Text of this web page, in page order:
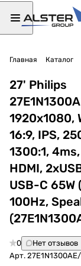
Главная Каталог
27' Philips
1920x1080,
16:9, IPS,
1300:1,
HDMI,
USB-C 65W
100Hz,
0
Нет отзывов
Арт.